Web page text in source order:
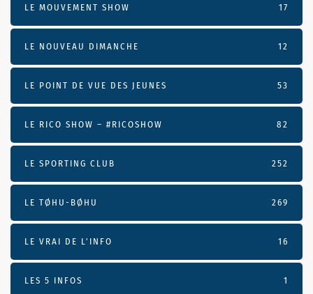
LE MOUVEMENT SHOW 17
LE NOUVEAU DIMANCHE 12
LE POINT DE VUE DES JEUNES 53
LE RICO SHOW – #RICOSHOW 82
LE SPORTING CLUB 252
LE TØHU-BØHU 269
LE VRAI DE L’INFO 16
LES 5 INFOS 1